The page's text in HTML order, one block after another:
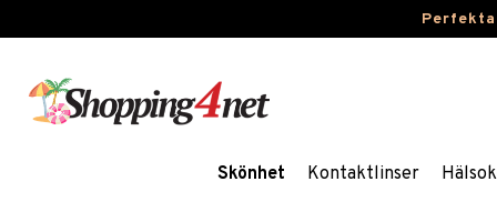
Skönhet Kontaktlinser